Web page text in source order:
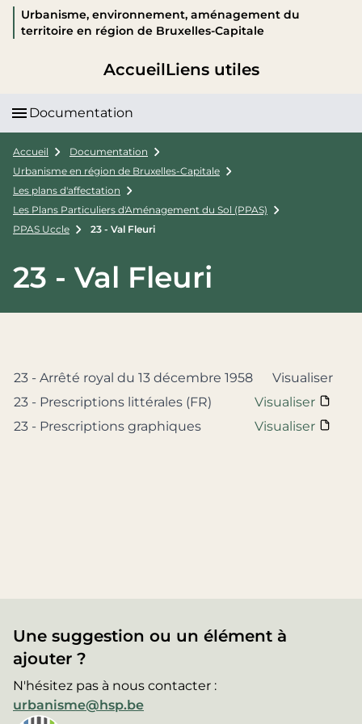
Urbanisme, environnement, aménagement du
territoire en région de Bruxelles-Capitale
AccueilLiens utiles
Documentation
Accueil
Documentation
Urbanisme en région de Bruxelles-Capitale
Les plans d'affectation
Les Plans Particuliers d'Aménagement du Sol (PPAS)
PPAS Uccle
23 - Val Fleuri
23 - Val Fleuri
23 - Arrêté royal du 13 décembre 1958
Visualiser
23 - Prescriptions littérales (FR)
Visualiser
23 - Prescriptions graphiques
Visualiser
Une suggestion ou un élément à
ajouter ?
N'hésitez pas à nous contacter :
urbanisme@hsp.be